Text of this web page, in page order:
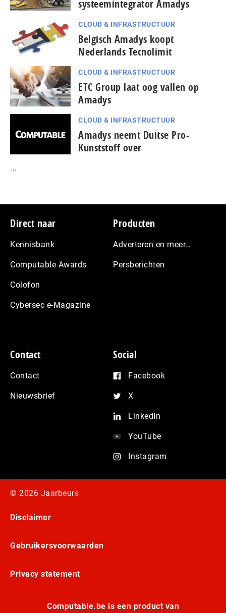
systeemintegrator Amadys
CLOUD & INFRASTRUCTUUR
Belgisch Amadys koopt
Nederlands Tecnolimit
CLOUD & INFRASTRUCTUUR
ETC Group laat oog vallen op
Amadys
CLOUD & INFRASTRUCTUUR
Amadys neemt Duitse Pro-
Kunststoff over
...
Footer
Direct naar
Kennisbank
Computable Awards
Colofon
Cybersec e-Magazine
Producten
Adverteren en meer…
Persberichten
Contact
Contact
Nieuwsbrief
Social
Facebook
X
LinkedIn
YouTube
Instagram
© 2026 Jaarbeurs
Disclaimer
Gebruikersvoorwaarden
Privacy statement
Computable.be is een product van